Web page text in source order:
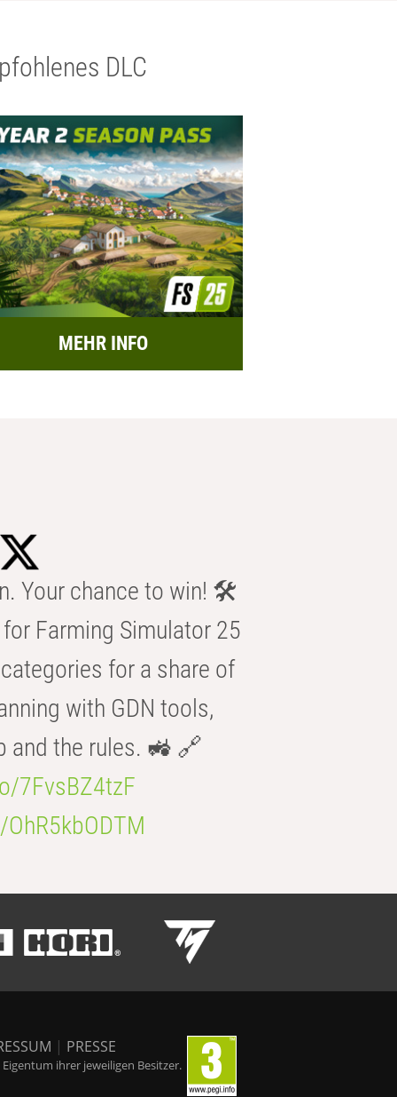
DLC
MEHR INFO
Your chance to win! 🛠️
Farming Simulator 25
for a share of
with GDN tools,
and the rules. 🚜 🔗
7FvsBZ4tzF
| PRESSE
ihrer jeweiligen Besitzer.